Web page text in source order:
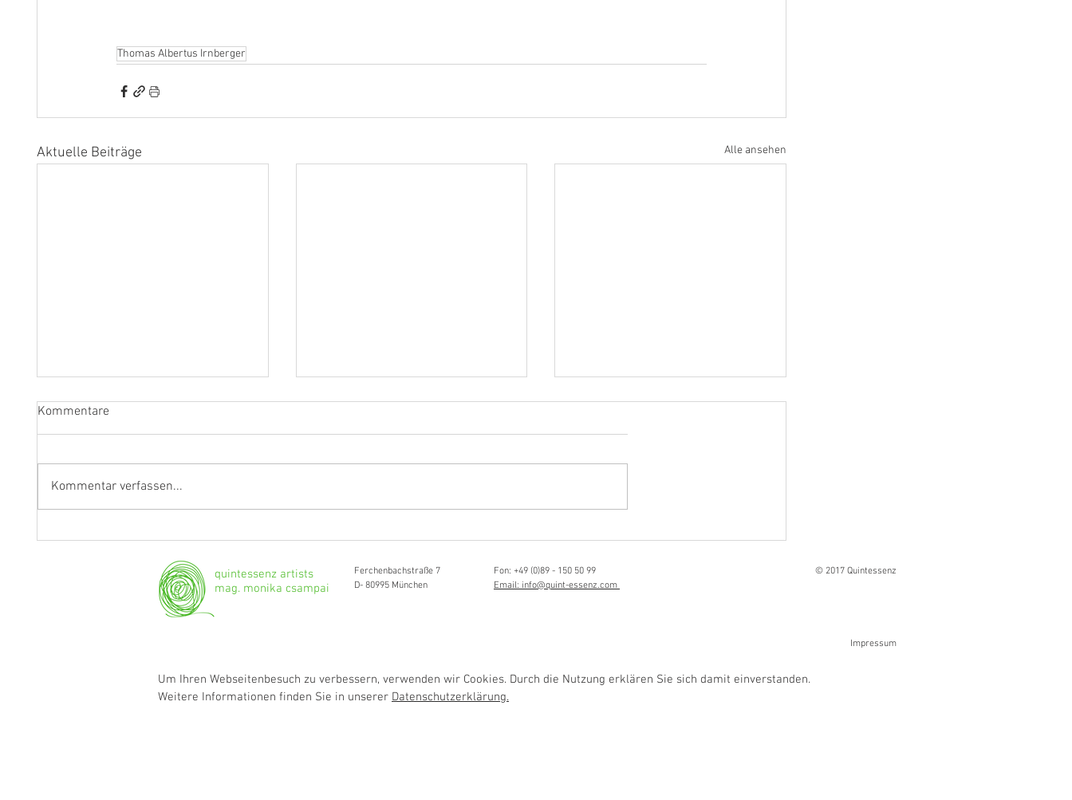
Thomas Albertus Irnberger
Aktuelle Beiträge Alle ansehen
Kommentare
Kommentar verfassen...
quintessenz artists
mag. monika csampai
Ferchenbachstraße 7
D- 80995 München
Fon: +49 (0)89 - 150 50 99
Email: info@quint-essenz.com
© 2017 Quintessenz
Impressum
Um Ihren Webseitenbesuch zu verbessern, verwenden wir Cookies. Durch die Nutzung erklären Sie sich damit einverstanden.
Weitere Informationen finden Sie in unserer Datenschutzerklärung.